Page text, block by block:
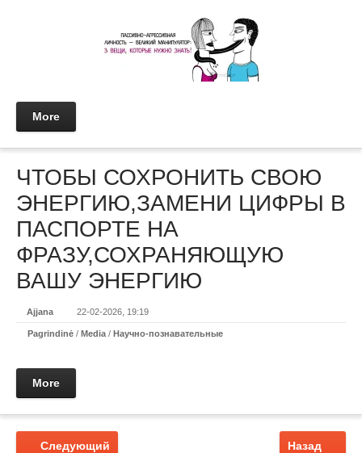
More
ЧТОБЫ СОХРОНИТЬ СВОЮ
ЭНЕРГИЮ,ЗАМЕНИ ЦИФРЫ В
ПАСПОРТЕ НА
ФРАЗУ,СОХРАНЯЮЩУЮ
ВАШУ ЭНЕРГИЮ
Ajjana 22-02-2026, 19:19
Pagrindinė / Media / Научно-познавательные
More
Назад
Следующий